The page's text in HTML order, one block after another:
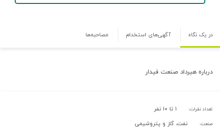
در یک نگاه آگهی‌های استخدام مصاحبه‌ها
درباره هیرداد صنعت فیدار
تعداد نفرات: ۱ تا ۱۰ نفر
صنعت: نفت، گاز و پتروشیمی